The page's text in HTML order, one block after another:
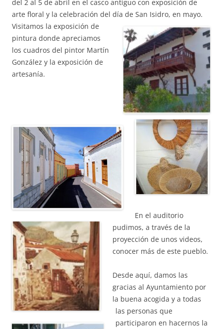
del 2 al 5 de abril en el casco antiguo con exposición de
arte floral y la celebración del día de San Isidro, en mayo.
Visitamos la exposición de
pintura donde apreciamos
los cuadros del pintor Martín
González y la exposición de
artesanía.
En el auditorio
pudimos, a través de la
proyección de unos videos,
conocer más de este pueblo.
Desde aquí, damos las
gracias al Ayuntamiento por
la buena acogida y a todas
las personas que
participaron en hacernos la